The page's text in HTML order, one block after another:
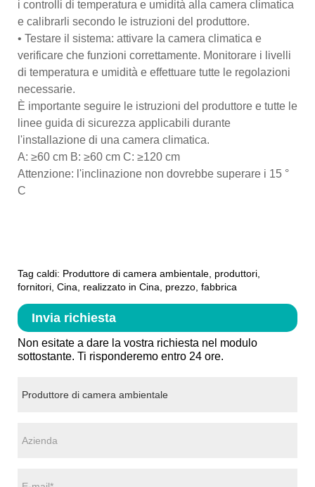
i controlli di temperatura e umidità alla camera climatica
e calibrarli secondo le istruzioni del produttore.
• Testare il sistema: attivare la camera climatica e
verificare che funzioni correttamente. Monitorare i livelli
di temperatura e umidità e effettuare tutte le regolazioni
necessarie.
È importante seguire le istruzioni del produttore e tutte le
linee guida di sicurezza applicabili durante
l'installazione di una camera climatica.
A: ≥60 cm B: ≥60 cm C: ≥120 cm
Attenzione: l'inclinazione non dovrebbe superare i 15 °
C
Tag caldi: Produttore di camera ambientale, produttori,
fornitori, Cina, realizzato in Cina, prezzo, fabbrica
Invia richiesta
Non esitate a dare la vostra richiesta nel modulo
sottostante. Ti risponderemo entro 24 ore.